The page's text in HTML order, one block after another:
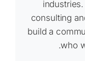
consulting
build a
who